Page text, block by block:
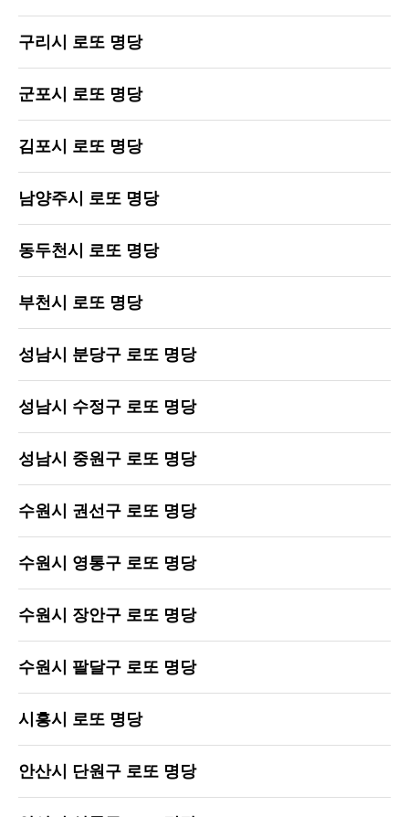
구리시 로또 명당
군포시 로또 명당
김포시 로또 명당
남양주시 로또 명당
동두천시 로또 명당
부천시 로또 명당
성남시 분당구 로또 명당
성남시 수정구 로또 명당
성남시 중원구 로또 명당
수원시 권선구 로또 명당
수원시 영통구 로또 명당
수원시 장안구 로또 명당
수원시 팔달구 로또 명당
시흥시 로또 명당
안산시 단원구 로또 명당